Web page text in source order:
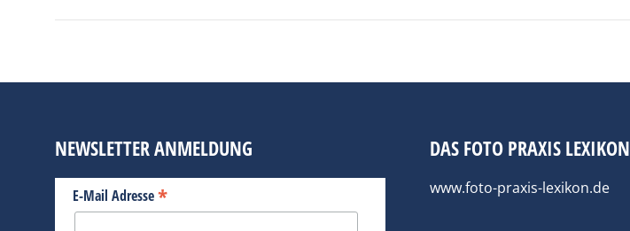
NEWSLETTER ANMELDUNG
E-Mail Adresse*
DAS FOTO PRAXIS LEXIKON
www.foto-praxis-lexikon.de